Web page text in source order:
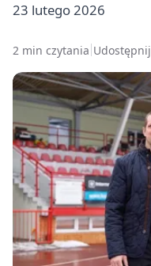
23 lutego 2026
2 min czytania Udostępnij